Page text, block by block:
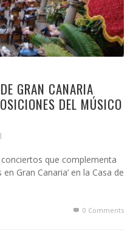
GRAN CANARIA
DEL MÚSICO
que complementa
Gran Canaria’ en la Casa de
0 Comments